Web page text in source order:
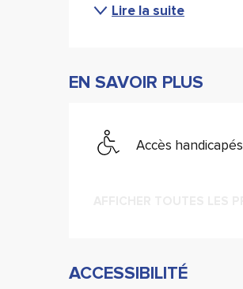
Lire la suite
EN SAVOIR PLUS
Accès handicapés
ACCESSIBILITÉ